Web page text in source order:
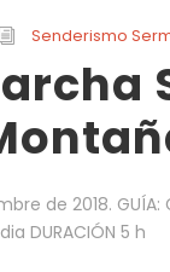
Senderismo
de 2018. GUÍA:
DURACIÓN 5 h